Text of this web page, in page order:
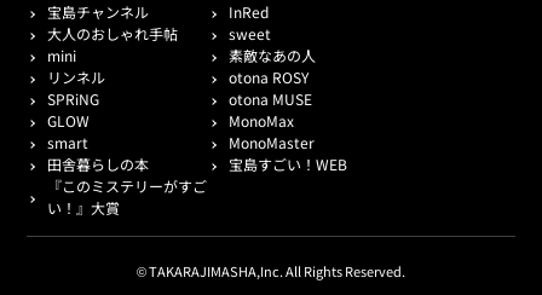
宝島チャンネル
InRed
大人のおしゃれ手帖
sweet
mini
素敵なあの人
リンネル
otona ROSY
SPRiNG
otona MUSE
GLOW
MonoMax
smart
MonoMaster
田舎暮らしの本
宝島すごい！WEB
『このミステリーがすご
い！』大賞
© TAKARAJIMASHA,Inc. All Rights Reserved.